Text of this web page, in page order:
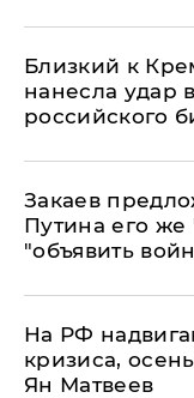
Близкий к
нанесла удар
российского
Закаев
Путина его же
"объявить
На РФ
кризиса,
Ян Матвеев